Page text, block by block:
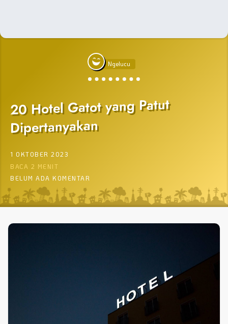
Ngelucu
20 Hotel Gatot yang Patut
Dipertanyakan
1 OKTOBER 2023
BACA 2 MENIT
BELUM ADA KOMENTAR